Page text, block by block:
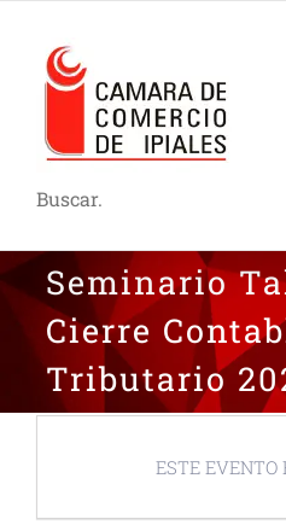
Buscar.
Seminario
Cierre
Tributario
ESTE EVENTO